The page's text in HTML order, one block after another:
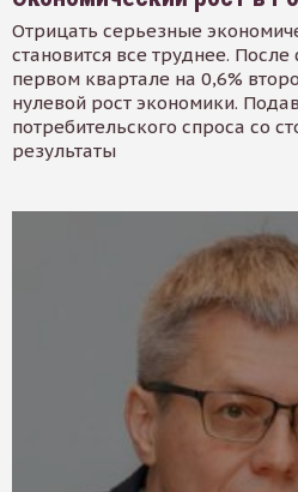
Отрицать серьезные
становится все труднее.
первом квартале на 0,6%
нулевой рост экономики.
потребительского спроса со
результаты